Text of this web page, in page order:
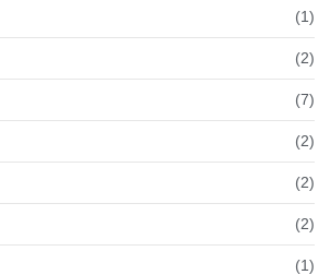
(1)
(2)
(7)
(2)
(2)
(2)
(1)